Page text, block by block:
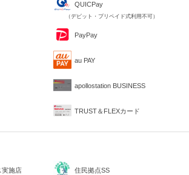
QUICPay
（デビット・プリペイド式利用不可）
PayPay
au PAY
apollostation BUSINESS
TRUST＆FLEXカード
実施店 住民拠点SS